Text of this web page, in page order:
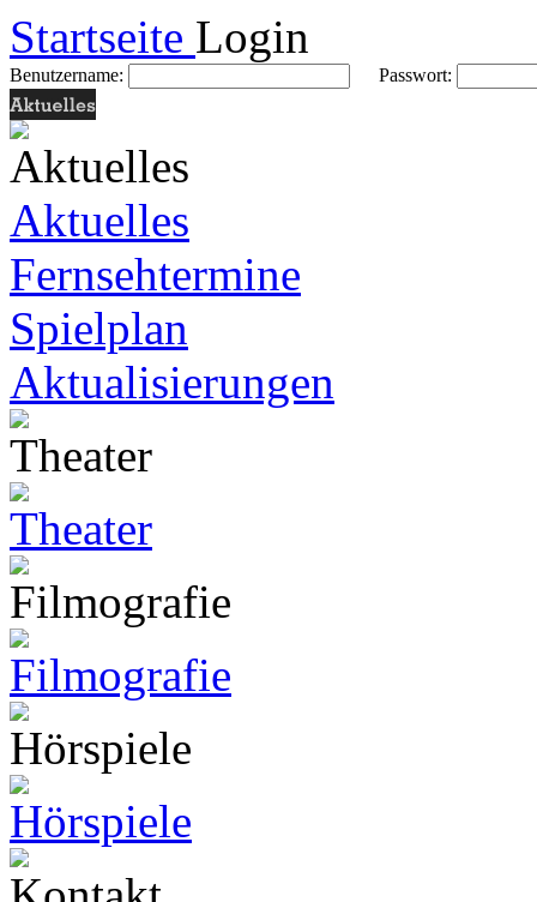
Startseite Login
Benutzername: Passwort:
Aktuelles
Fernsehtermine
Spielplan
Aktualisierungen